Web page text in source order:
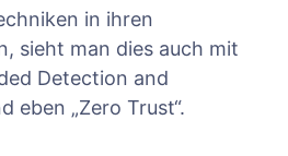
in ihren
sieht man dies auch mit
Detection and
eben „Zero Trust“.